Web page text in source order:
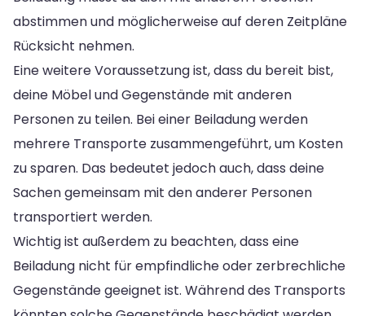
abstimmen und möglicherweise auf deren Zeitpläne
Rücksicht nehmen.
Eine weitere Voraussetzung ist, dass du bereit bist,
deine Möbel und Gegenstände mit anderen
Personen zu teilen. Bei einer Beiladung werden
mehrere Transporte zusammengeführt, um Kosten
zu sparen. Das bedeutet jedoch auch, dass deine
Sachen gemeinsam mit den anderer Personen
transportiert werden.
Wichtig ist außerdem zu beachten, dass eine
Beiladung nicht für empfindliche oder zerbrechliche
Gegenstände geeignet ist. Während des Transports